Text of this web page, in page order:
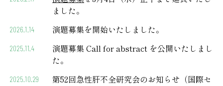
ました。
2026.1.14 演題募集を開始いたしました。
2025.11.4
演題募集 Call for abstract を公開いたしまし
た。
2025.10.29
第52回急性肝不全研究会のお知らせ（国際セ